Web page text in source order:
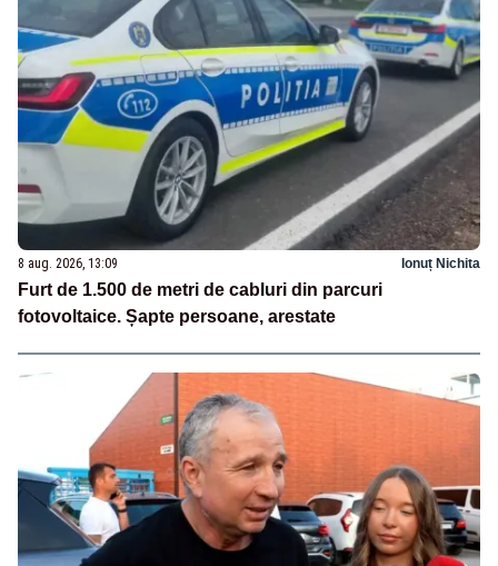
8 aug. 2026, 13:09 Ionuț Nichita
Furt de 1.500 de metri de cabluri din parcuri
fotovoltaice. Șapte persoane, arestate